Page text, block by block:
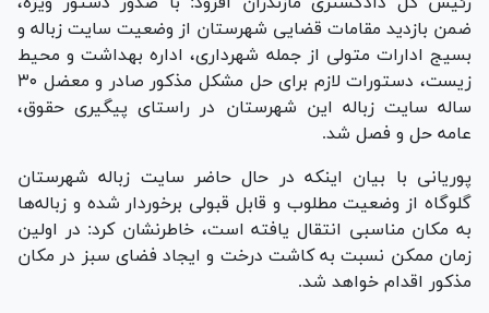
ضمن بازدید مقامات قضایی شهرستان از وضعیت سایت زباله و
بسیج ادارات متولی از جمله شهرداری، اداره بهداشت و محیط
زیست، دستورات لازم برای حل مشکل مذکور صادر و معضل ۳۰
ساله سایت زباله این شهرستان در راستای پیگیری حقوق،
عامه حل و فصل شد.
پوریانی با بیان اینکه در حال حاضر سایت زباله شهرستان
گلوگاه از وضعیت مطلوب و قابل قبولی برخوردار شده و زباله‌ها
به مکان مناسبی انتقال یافته است، خاطرنشان کرد: در اولین
زمان ممکن نسبت به کاشت درخت و ایجاد فضای سبز در مکان
مذکور اقدام خواهد شد.